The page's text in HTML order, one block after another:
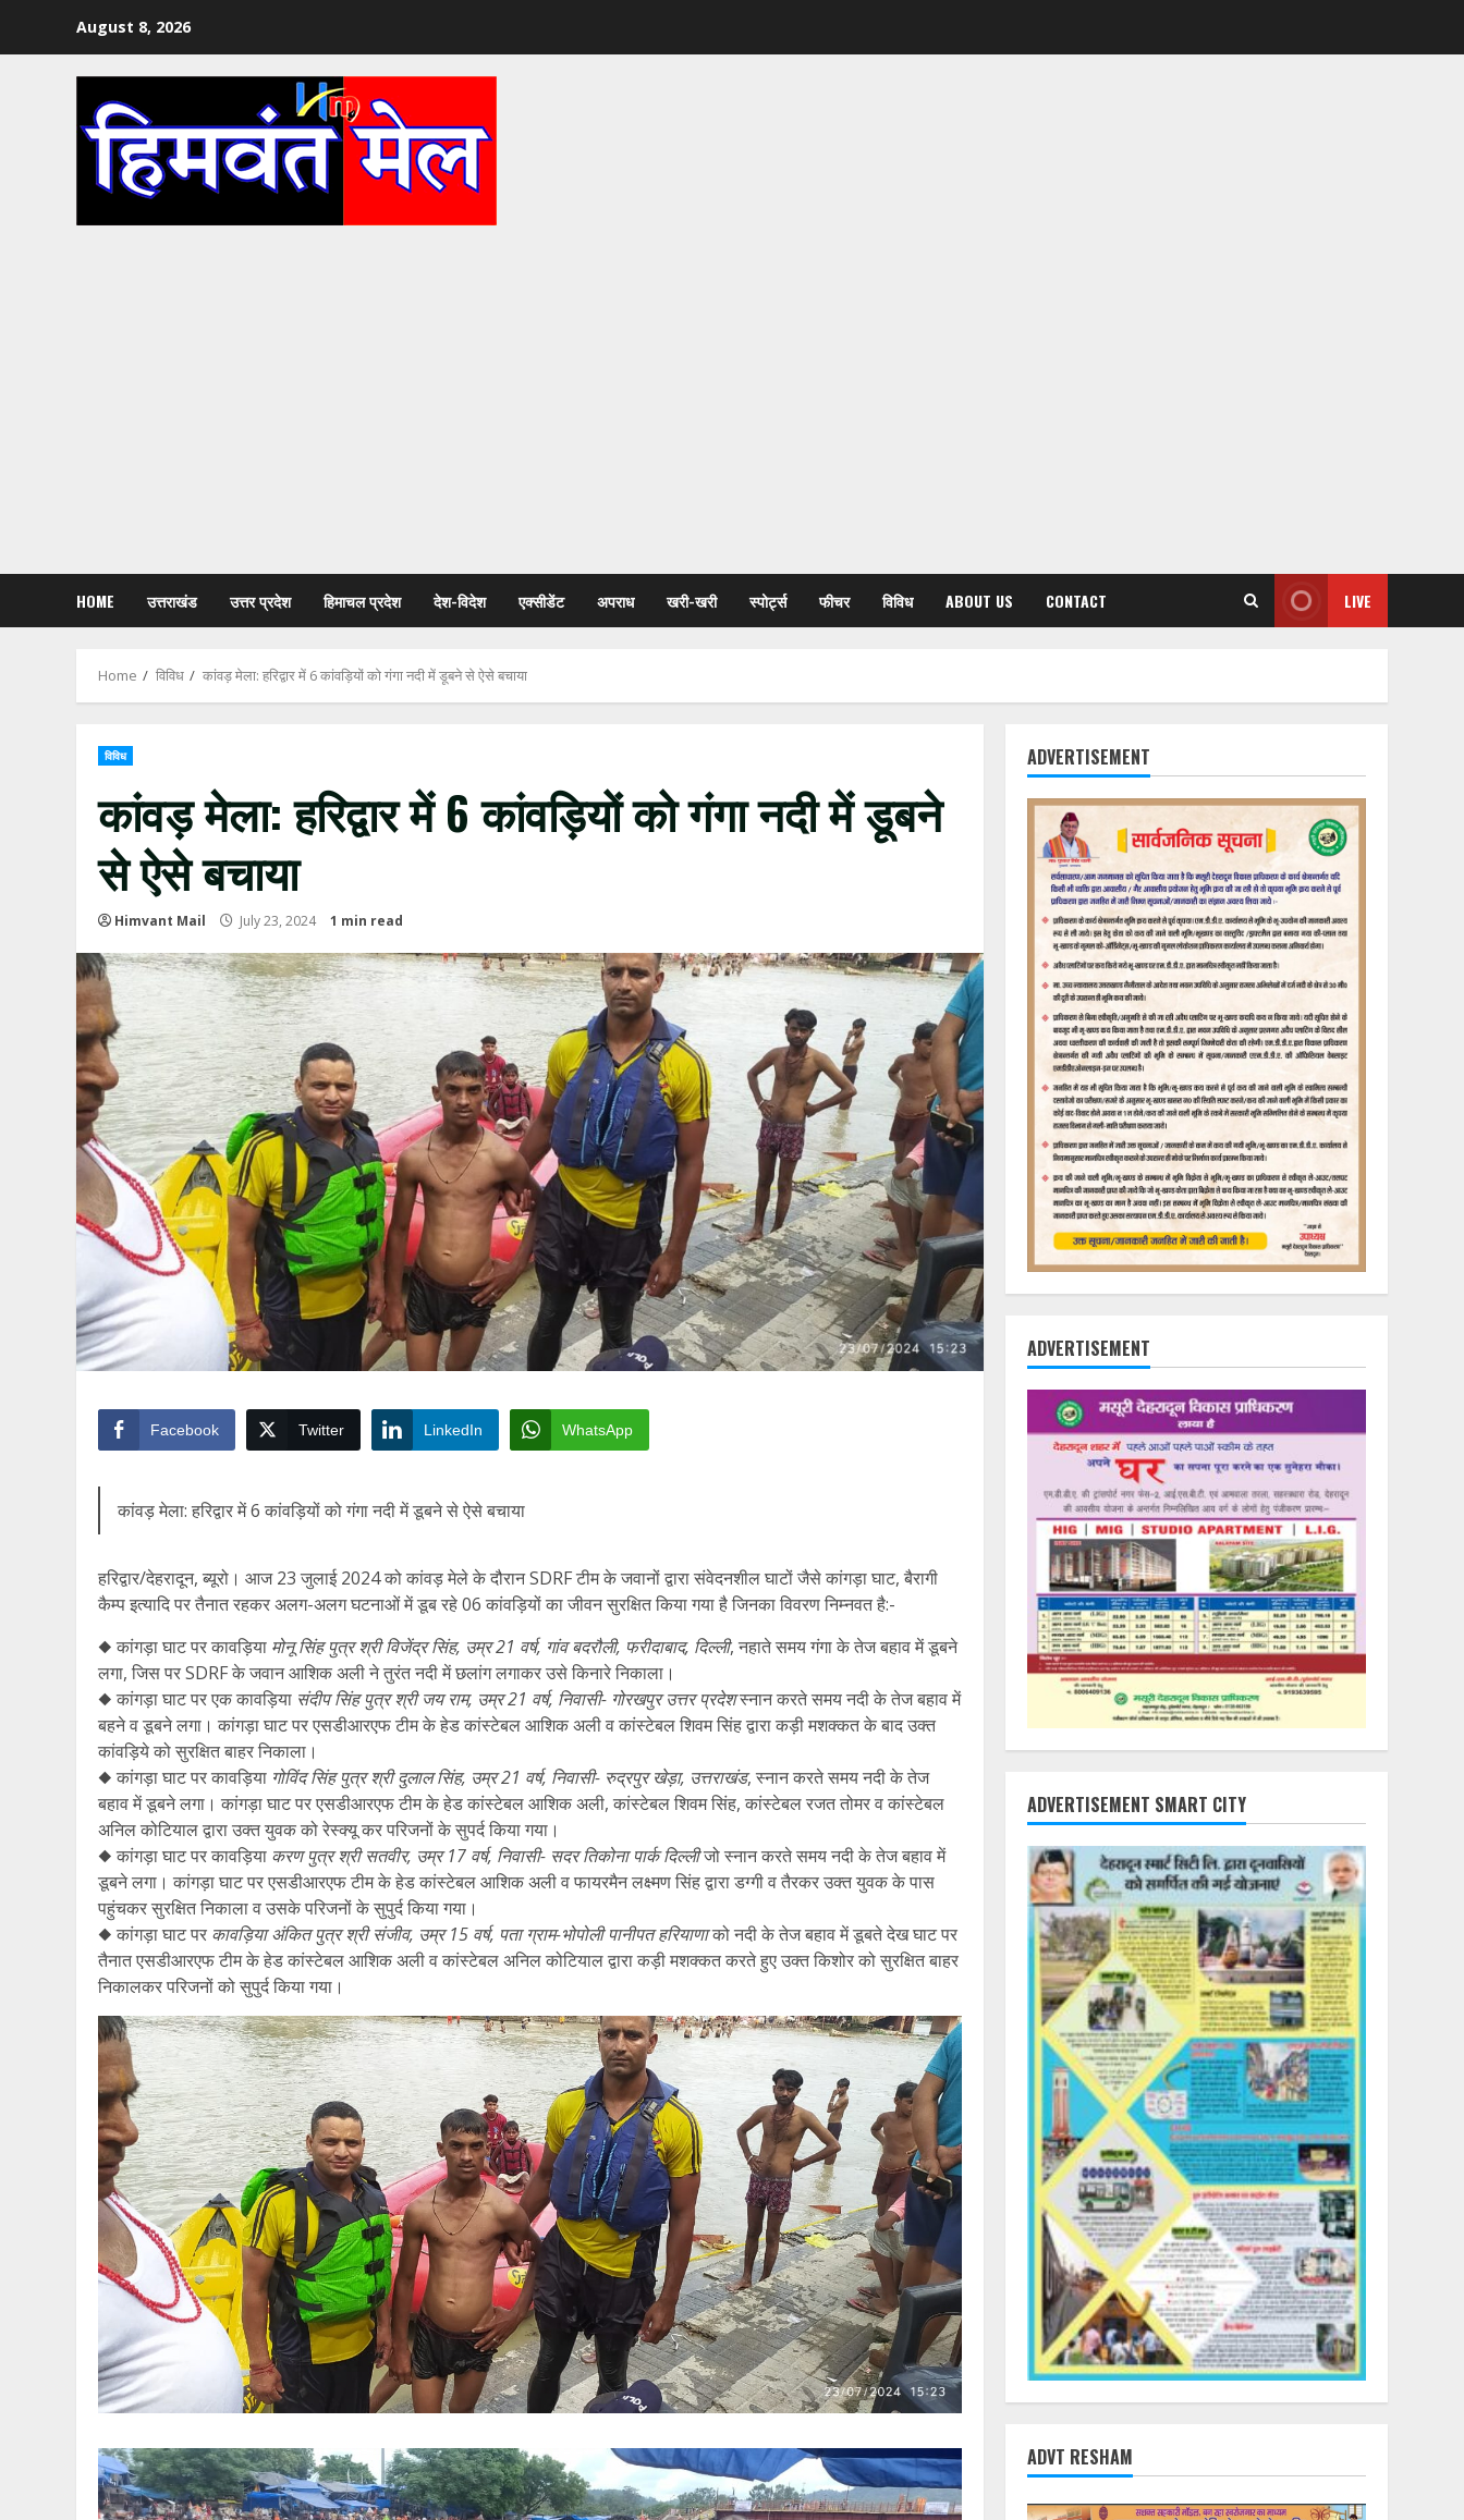
August 8, 2026
HOME उत्तराखंड उत्तर प्रदेश हिमाचल प्रदेश देश-विदेश एक्सीडेंट अपराध खरी-खरी स्पोर्ट्स फीचर विविध ABOUT US CONTACT LIVE
Home विविध कांवड़ मेला: हरिद्वार में 6 कांवड़ियों को गंगा नदी में डूबने से ऐसे बचाया
विविध
कांवड़ मेला: हरिद्वार में 6 कांवड़ियों को गंगा नदी में डूबने
से ऐसे बचाया
Himvant Mail July 23, 2024 1 min read
Facebook Twitter LinkedIn WhatsApp
कांवड़ मेला: हरिद्वार में 6 कांवड़ियों को गंगा नदी में डूबने से ऐसे बचाया
हरिद्वार/देहरादून, ब्यूरो। आज 23 जुलाई 2024 को कांवड़ मेले के दौरान SDRF टीम के जवानों द्वारा संवेदनशील घाटों जैसे कांगड़ा घाट, बैरागी
कैम्प इत्यादि पर तैनात रहकर अलग-अलग घटनाओं में डूब रहे 06 कांवड़ियों का जीवन सुरक्षित किया गया है जिनका विवरण निम्नवत है:-
◆ कांगड़ा घाट पर कावड़िया मोनू सिंह पुत्र श्री विजेंद्र सिंह, उम्र 21 वर्ष, गांव बदरौली, फरीदाबाद, दिल्ली, नहाते समय गंगा के तेज बहाव में डूबने
लगा, जिस पर SDRF के जवान आशिक अली ने तुरंत नदी में छलांग लगाकर उसे किनारे निकाला।
◆ कांगड़ा घाट पर एक कावड़िया संदीप सिंह पुत्र श्री जय राम, उम्र 21 वर्ष, निवासी- गोरखपुर उत्तर प्रदेशस्नान करते समय नदी के तेज बहाव में
बहने व डूबने लगा। कांगड़ा घाट पर एसडीआरएफ टीम के हेड कांस्टेबल आशिक अली व कांस्टेबल शिवम सिंह द्वारा कड़ी मशक्कत के बाद उक्त
कांवड़िये को सुरक्षित बाहर निकाला।
◆ कांगड़ा घाट पर कावड़िया गोविंद सिंह पुत्र श्री दुलाल सिंह, उम्र 21 वर्ष, निवासी- रुद्रपुर खेड़ा, उत्तराखंड, स्नान करते समय नदी के तेज
बहाव में डूबने लगा। कांगड़ा घाट पर एसडीआरएफ टीम के हेड कांस्टेबल आशिक अली, कांस्टेबल शिवम सिंह, कांस्टेबल रजत तोमर व कांस्टेबल
अनिल कोटियाल द्वारा उक्त युवक को रेस्क्यू कर परिजनों के सुपर्द किया गया।
◆ कांगड़ा घाट पर कावड़िया करण पुत्र श्री सतवीर, उम्र 17 वर्ष, निवासी- सदर तिकोना पार्क दिल्लीजो स्नान करते समय नदी के तेज बहाव में
डूबने लगा। कांगड़ा घाट पर एसडीआरएफ टीम के हेड कांस्टेबल आशिक अली व फायरमैन लक्ष्मण सिंह द्वारा डग्गी व तैरकर उक्त युवक के पास
पहुंचकर सुरक्षित निकाला व उसके परिजनों के सुपुर्द किया गया।
◆ कांगड़ा घाट पर कावड़िया अंकित पुत्र श्री संजीव, उम्र 15 वर्ष, पता ग्राम-भोपोली पानीपत हरियाणाको नदी के तेज बहाव में डूबते देख घाट पर
तैनात एसडीआरएफ टीम के हेड कांस्टेबल आशिक अली व कांस्टेबल अनिल कोटियाल द्वारा कड़ी मशक्कत करते हुए उक्त किशोर को सुरक्षित बाहर
निकालकर परिजनों को सुपुर्द किया गया।
ADVERTISEMENT
ADVERTISEMENT
ADVERTISEMENT SMART CITY
ADVT RESHAM